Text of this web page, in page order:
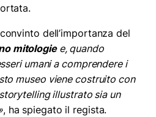
dell’importanza del
mitologiee, quando
umani a comprendere i
museo viene costruito con
illustrato sia un
, ha spiegato il regista.